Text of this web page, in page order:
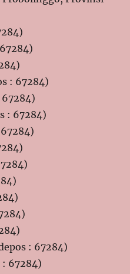
: 67284)
: 67284)
: 67284)
67284)